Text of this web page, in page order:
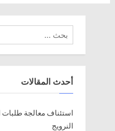
البحث
عن:
أحدث المقالات
استئناف معالجة طلبات
النرويج